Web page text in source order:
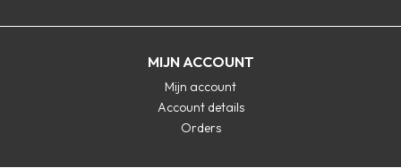
MIJN ACCOUNT
Mijn account
Account details
Orders